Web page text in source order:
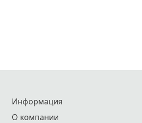
Информация
О компании